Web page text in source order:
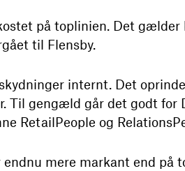
på toplinien. Det
til Flensby.
internt. Det
Til gengæld går det godt
RetailPeople og
mere markant end på